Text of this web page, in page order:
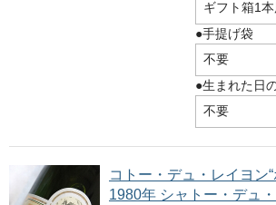
●手提げ袋
●生まれた日
コトー・デュ・レイヨン
1980年 シャトー・デュ